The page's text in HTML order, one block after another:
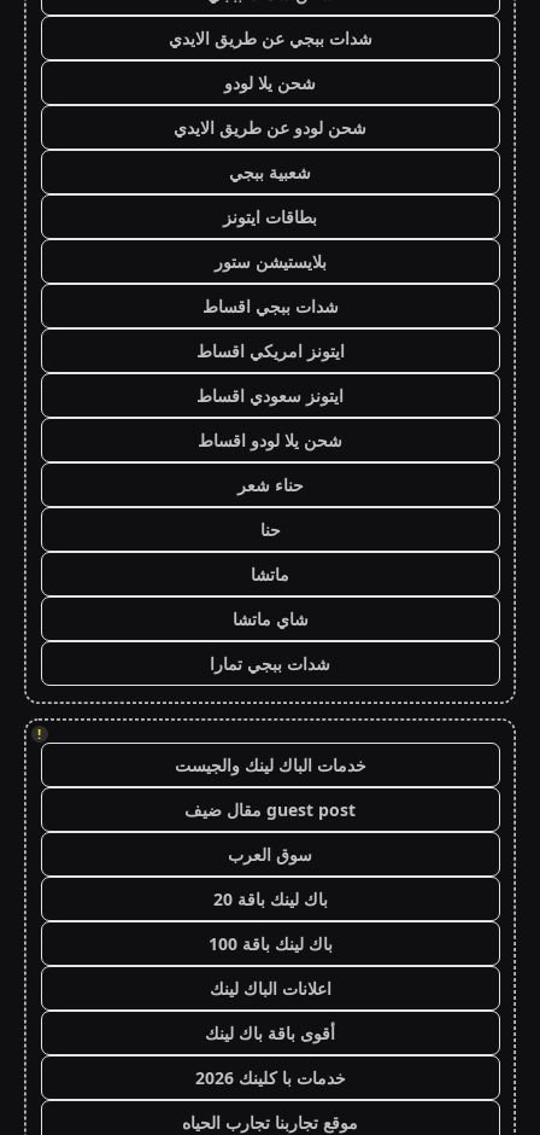
شدات ببجي عن طريق الايدي
شحن يلا لودو
شحن لودو عن طريق الايدي
شعبية ببجي
بطاقات ايتونز
بلايستيشن ستور
شدات ببجي اقساط
ايتونز امريكي اقساط
ايتونز سعودي اقساط
شحن يلا لودو اقساط
حناء شعر
حنا
ماتشا
شاي ماتشا
شدات ببجي تمارا
!
خدمات الباك لينك والجيست
guest post مقال ضيف
سوق العرب
باك لينك باقة 20
باك لينك باقة 100
اعلانات الباك لينك
أقوى باقة باك لينك
خدمات با كلينك 2026
موقع تجاربنا تجارب الحياه